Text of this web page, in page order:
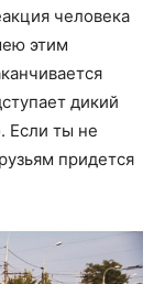
человека
этим
дикий
Если ты не
придется